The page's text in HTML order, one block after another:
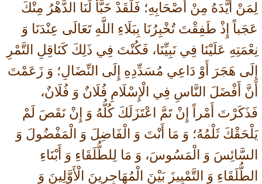
لِمَنْ أَيَّدَهُ مِنْ أَصْحَابِهِ؛ فَلَقَدْ خَبَّأَ لَنَا الدَّهْرُ مِنْكَ
عَجَباً إِذْ طَفِقْتَ تُخْبِرُنَا بِبَلَاءِ اللَّهِ تَعَالَى عِنْدَنَا وَ
نِعْمَتِهِ عَلَيْنَا فِي نَبِيِّنَا، فَكُنْتَ فِي ذَلِكَ كَنَاقِلِ التَّمْرِ
إِلَى هَجَرَ أَوْ دَاعِي مُسَدِّدِهِ إِلَى النِّضَالِ؛ وَ زَعَمْتَ
أَنَّ أَفْضَلَ النَّاسِ فِي الْإِسْلَامِ فُلَانٌ وَ فُلَانٌ،
فَذَكَرْتَ أَمْراً إِنْ تَمَّ اعْتَزَلَكَ كُلُّهُ وَ إِنْ نَقَصَ لَمْ
يَلْحَقْكَ ثَلْمُهُ؛ وَ مَا أَنْتَ وَ الْفَاضِلَ وَ الْمَفْضُولَ وَ
السَّائِسَ وَ الْمَسُوسَ، وَ مَا لِلطُّلَقَاءِ وَ أَبْنَاءِ
الطُّلَقَاءِ وَ التَّمْيِيزَ بَيْنَ الْمُهَاجِرِينَ الْأَوَّلِينَ وَ